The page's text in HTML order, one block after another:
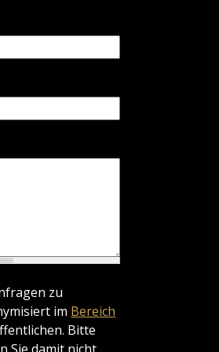
zu
im Bereich
Bitte